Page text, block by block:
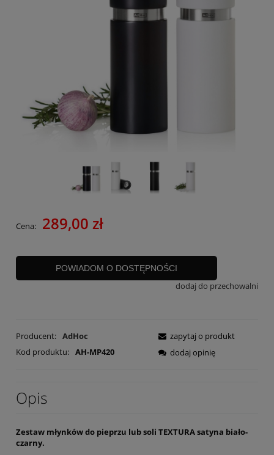
Cena: 289,00 zł
POWIADOM O DOSTĘPNOŚCI
dodaj do przechowalni
Producent: AdHoc
Kod produktu: AH-MP420
zapytaj o produkt
dodaj opinię
Opis
Zestaw młynków do pieprzu lub soli TEXTURA satyna biało-
czarny.